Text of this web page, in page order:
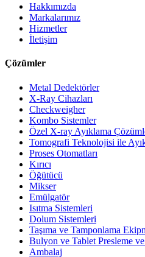
Hakkımızda
Markalarımız
Hizmetler
İletişim
Çözümler
Metal Dedektörler
X-Ray Cihazları
Checkweigher
Kombo Sistemler
Özel X-ray Ayıklama
Tomografi Teknolojisi ile
Proses Otomatları
Kırıcı
Öğütücü
Mikser
Emülgatör
Isıtma Sistemleri
Dolum Sistemleri
Taşıma ve Tamponlama
Bulyon ve Tablet Presleme
Ambalaj